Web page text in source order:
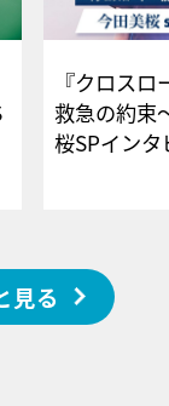
『クロス
救急の約束
桜SPイ
見る